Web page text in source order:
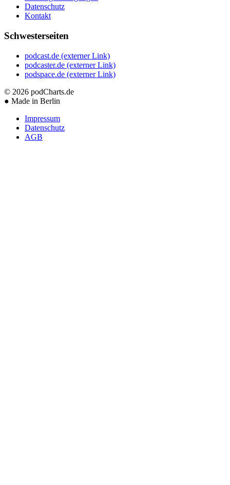
Datenschutz
Kontakt
Schwesterseiten
podcast.de (externer Link)
podcaster.de (externer Link)
podspace.de (externer Link)
© 2026 podCharts.de
● Made in Berlin
Impressum
Datenschutz
AGB